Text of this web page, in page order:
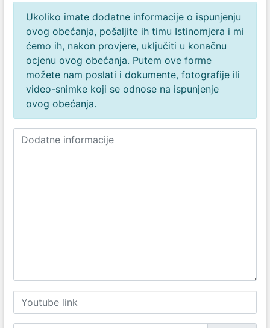
Ukoliko imate dodatne informacije o ispunjenju
ovog obećanja, pošaljite ih timu Istinomjera i mi
ćemo ih, nakon provjere, uključiti u konačnu
ocjenu ovog obećanja. Putem ove forme
možete nam poslati i dokumente, fotografije ili
video-snimke koji se odnose na ispunjenje
ovog obećanja.